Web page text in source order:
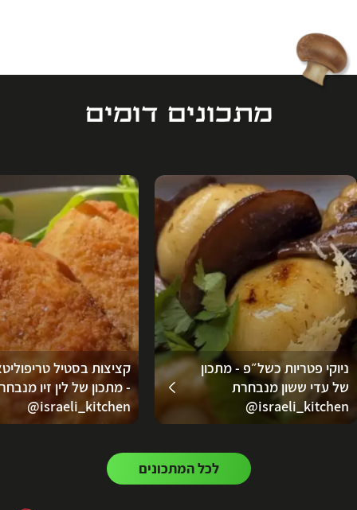
מתכונים דומים
ניוקי פטריות כשל״פ - מתכון
של עדי ששון מנבחרת
‪@israeli_kitchen‬
קציצות בסטיל
- מתכון של לין זיו
‪‪@israeli_kitchen‬‬
לכל המתכונים